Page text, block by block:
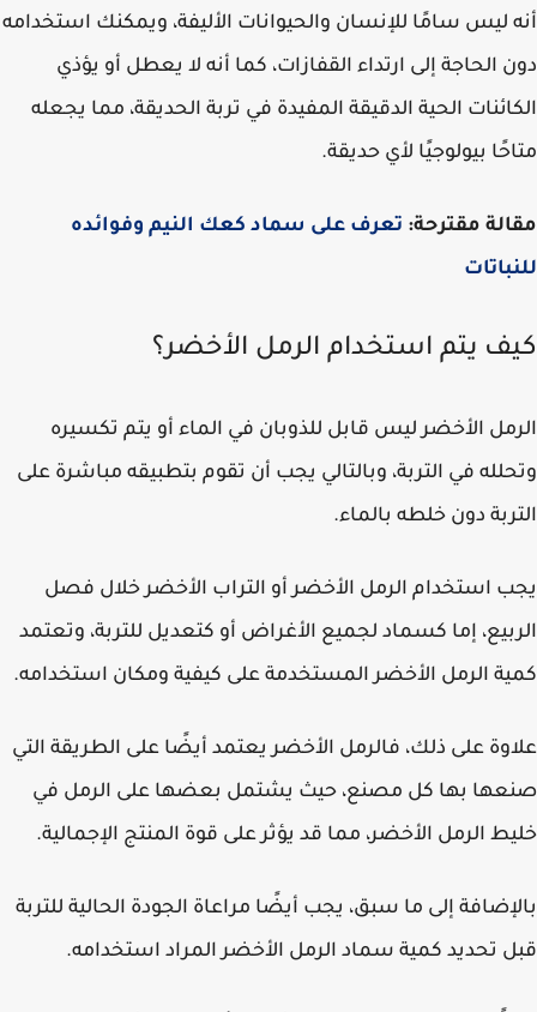
ليس سامًا للإنسان والحيوانات الأليفة، ويمكنك استخدامه
الحاجة إلى ارتداء القفازات، كما أنه لا يعطل أو يؤذي
الحية الدقيقة المفيدة في تربة الحديقة، مما يجعله
بيولوجيًا لأي حديقة.
مقترحة: تعرف على سماد كعك النيم وفوائده
يتم استخدام الرمل الأخضر؟
الأخضر ليس قابل للذوبان في الماء أو يتم تكسيره
في التربة، وبالتالي يجب أن تقوم بتطبيقه مباشرة على
دون خلطه بالماء.
استخدام الرمل الأخضر أو التراب الأخضر خلال فصل
إما كسماد لجميع الأغراض أو كتعديل للتربة، وتعتمد
الرمل الأخضر المستخدمة على كيفية ومكان استخدامه.
على ذلك، فالرمل الأخضر يعتمد أيضًا على الطريقة التي
بها كل مصنع، حيث يشتمل بعضها على الرمل في
الرمل الأخضر، مما قد يؤثر على قوة المنتج الإجمالية.
إلى ما سبق، يجب أيضًا مراعاة الجودة الحالية للتربة
تحديد كمية سماد الرمل الأخضر المراد استخدامه.